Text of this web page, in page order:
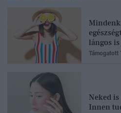
lángos
Támogatott
Neked is
Innen